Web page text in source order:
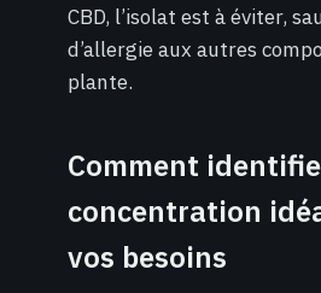
CBD, l’isolat est à éviter,
d’allergie aux autres
plante.
Comment
concentration
vos besoins